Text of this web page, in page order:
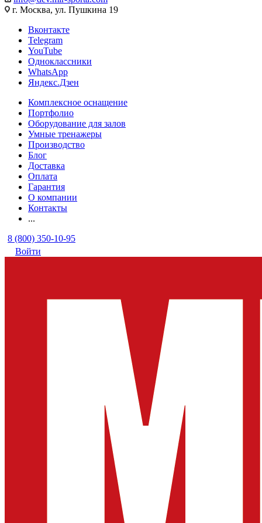
г. Москва, ул. Пушкина 19
Вконтакте
Telegram
YouTube
Одноклассники
WhatsApp
Яндекс.Дзен
Комплексное оснащение
Портфолио
Оборудование для залов
Умные тренажеры
Производство
Блог
Доставка
Оплата
Гарантия
О компании
Контакты
...
8 (800) 350-10-95
Войти